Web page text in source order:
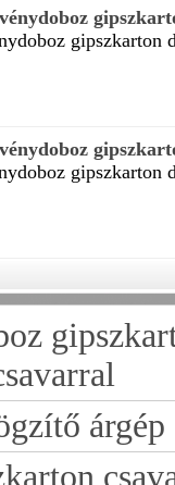
gipszkarton
gipszkarton
árgép